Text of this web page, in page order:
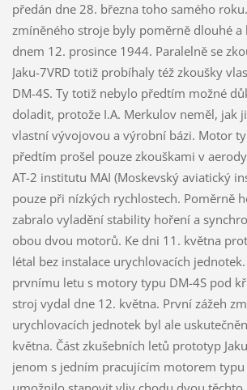
předán dne 28. března toho samého
zmíněného stroje byly poměrně dlouhé a
dnem 12. prosince 1944. Paralelně se
Jaku-7VRD totiž probíhaly též zkoušky
DM-4S. Ty totiž nebylo předtím možné
doladit, protože I.A. Merkulov neměl, jak
vlastní vývojovou a výrobní bázi. Motor
předtím prošel pouze zkouškami v
AT-2 institutu MAI (Moskevský aviatický
pouze při nízkých rychlostech. Poměrně
zabralo vyladění stability hoření a
obou dvou motorů. Ke dni 11. května
létal bez instalace urychlovacích
prvnímu letu s motory typu DM-4S pod
stroj vydal dne 12. května. První zážeh
urychlovacích jednotek byl ale
května. Část zkušebních letů prototyp
jenom s jedním pracujícím motorem typu